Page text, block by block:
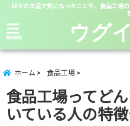
日々の生活で気になったことや、食品工場
menu ウグ
ホーム 食品工場
食品工場ってど
いている人の特